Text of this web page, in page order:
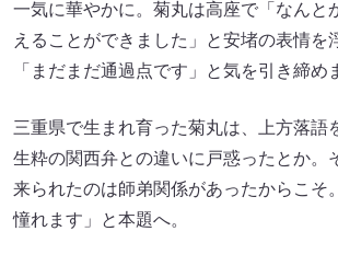
一気に華やかに。菊丸は高座で「なんと
えることができました」と安堵の表情を
「まだまだ通過点です」と気を引き締め
三重県で生まれ育った菊丸は、上方落語
生粋の関西弁との違いに戸惑ったとか。
来られたのは師弟関係があったからこそ
憧れます」と本題へ。